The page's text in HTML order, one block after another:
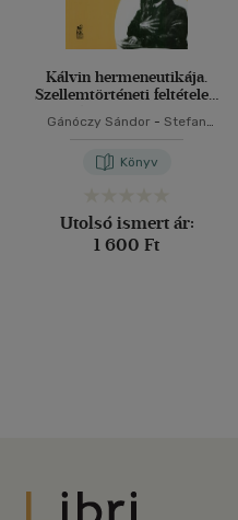
Kálvin hermeneutikája.
Szellemtörténeti feltételek
Gánóczy Sándor - Stefan
Könyv
Utolsó ismert ár:
1 600 Ft
Libri